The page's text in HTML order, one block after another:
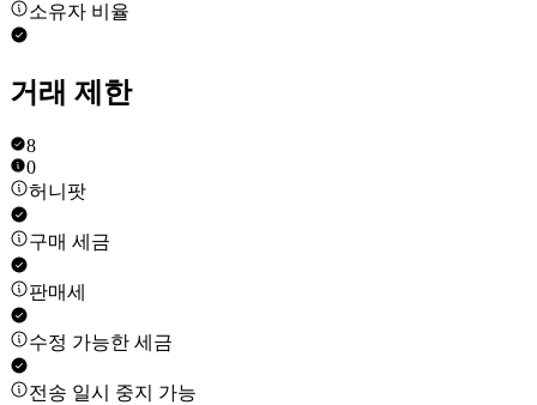
소유자 비율
거래 제한
8
0
허니팟
구매 세금
판매세
수정 가능한 세금
전송 일시 중지 가능